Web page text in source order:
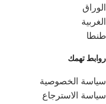
الوراق
الغربية
طنطا
روابط تهمك
سياسة الخصوصية
سياسة الاسترجاع